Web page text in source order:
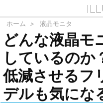
ホーム > 液晶モニタ
どんな液晶モ
しているのか
低減させるフ
デルも気にな